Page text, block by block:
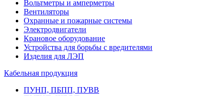
Вольтметры и амперметры
Вентиляторы
Охранные и пожарные системы
Электродвигатели
Крановое оборудование
Устройства для борьбы с вредителями
Изделия для ЛЭП
Кабельная продукция
ПУНП, ПБПП, ПУВВ